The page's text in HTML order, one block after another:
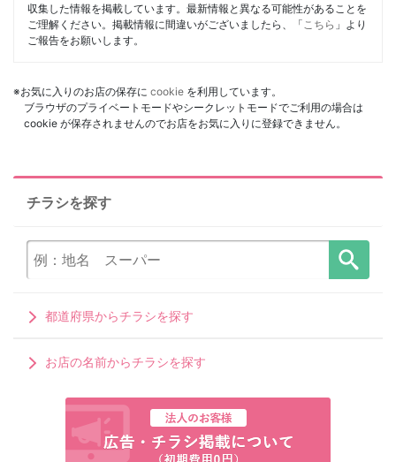
収集した情報を掲載しています。最新情報と異なる可能性があることを
ご理解ください。掲載情報に間違いがございましたら、「 こちら 」より
ご報告をお願いします。
※お気に入りのお店の保存に cookie を利用しています。
ブラウザのプライベートモードやシークレットモードでご利用の場合は
cookie が保存されませんのでお店をお気に入りに登録できません。
チラシを探す
都道府県からチラシを探す
お店の名前からチラシを探す